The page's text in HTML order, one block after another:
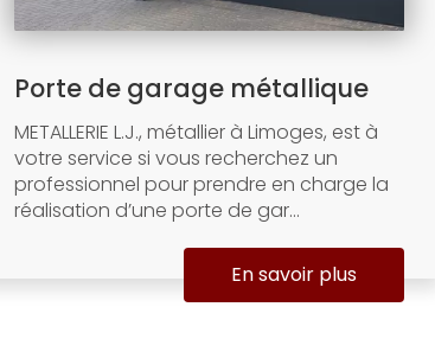
Porte de garage métallique
METALLERIE L.J., métallier à Limoges, est à
votre service si vous recherchez un
professionnel pour prendre en charge la
réalisation d’une porte de gar...
En savoir plus